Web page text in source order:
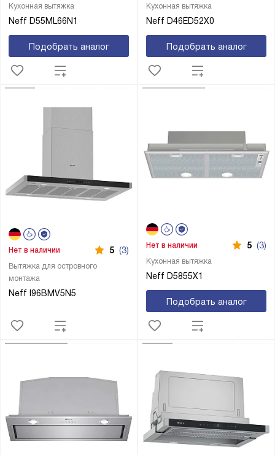
Кухонная вытяжка
Neff D55ML66N1
Подобрать аналог
Кухонная вытяжка
Neff D46ED52X0
Подобрать аналог
Вытяжка для островного
монтажа
Neff I96BMV5N5
Нет в наличии 5 (3)
Кухонная вытяжка
Neff D5855X1
Нет в наличии 5 (3)
Подобрать аналог